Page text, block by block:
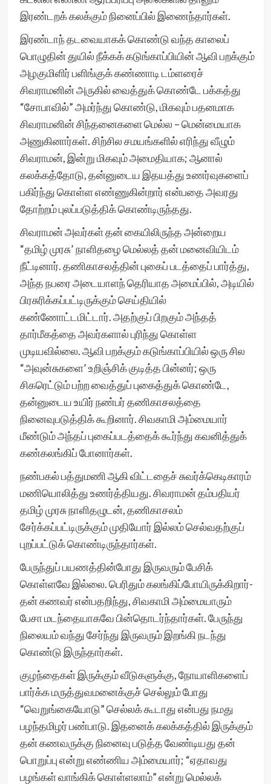
இரண்டறக் கலக்கும் நினைப்பில் இணைந்தார்கள்.
இரண்டாந் தடவையாகக் கொண்டு வந்த காலைப்
பொழுதின் துயில் நீக்கக் கடுங்காப்பியின் ஆவி பறக்கும்
அழகுமிளிர் பளிங்குக் கண்ணாடி டம்ளரைச்
சிவராமனின் அருகில் வைத்துக் கொண்டே பக்கத்து
“சோபாவில்” அமர்ந்து கொண்டு, மிகவும் பதனமாக
சிவராமனின் சிந்தனைகளை மெல்ல – மென்மையாக
அணுகினார்கள். சிற்சில சமயங்களில் எரிந்து வீழும்
சிவராமன், இன்று மிகவும் அமைதியாக; ஆனால்
கலக்கத்தோடு, தன்னுடைய இதயத்து உணர்வுகளைப்
பகிர்ந்து கொள்ள எண்ணுகின்றார் என்பதை அவரது
தோற்றம் புலப்படுத்திக் கொண்டிருந்தது.
சிவராமன் அவர்கள் தன் கையிலிருந்த அன்றைய
“தமிழ் முரசு’ நாளிதழை மெல்லத் தன் மனைவியிடம்
நீட்டினார். தணிகாசலத்தின் புகைப் படத்தைப் பார்த்து,
அந்த நபரை அடையாளந் தெரியாத அமைப்பில், அடியில்
பிரசுரிக்கப்பட்டிருக்கும் செய்தியில்
கண்ணோட்டமிட்டார். அதற்குப் பிறகும் அந்தத்
தார்மீகத்தை அவர்களால் புரிந்து கொள்ள
முடியவில்லை. ஆவி பறக்கும் கடுங்காப்பியில் ஒரு சில
“அவுன்சுகளை’ உறிஞ்சிக் குடித்த பின்னர்; ஒரு
சிகரெட்டும் பற்ற வைத்துப் புகைத்துக் கொண்டே,
தன்னுடைய உயிர் நண்பர் தணிகாசலத்தை
நினைவுபடுத்திக் கூறினார். சிவகாமி அம்மையார்
மீண்டும் அந்தப் புகைப்படத்தைக் கூர்ந்து கவனித்துக்
கண்கலங்கிப் போனார்கள்.
நண்பகல் பத்துமணி ஆகி விட்டதைச் சுவர்க்கெடிகாரம்
மணியொலித்து உணர்த்தியது. சிவராமன் தம்பதியர்
தமிழ் முரசு நாளிதழுடன், தணிகாசலம்
சேர்க்கப்பட்டிருக்கும் முதியோர் இல்லம் செல்வதற்குப்
புறப்பட்டுக் கொண்டிருந்தார்கள்.
பேருந்துப் பயணத்தின்போது இருவரும் பேசிக்
கொள்ளவே இல்லை. பெரிதும் கலங்கிப்போயிருக்கிறார்-
தன் கணவர் என்பதறிந்து, சிவகாமி அம்மையாரும்
பேசா மடந்தையாகவே பின்தொடர்ந்தார்கள். பேருந்து
நிலையம் வந்து சேர்ந்து இருவரும் இறங்கி நடந்து
கொண்டு இருந்தார்கள்.
குழந்தைகள் இருக்கும் வீடுகளுக்கு, நோயாளிகளைப்
பார்க்க மருத்துவமனைக்குச் செல்லும் போது
“வெறுங்கையோடு” செல்லக் கூடாது என்பது நமது
பழந்தமிழர் பண்பாடு. இதனைக் கலக்கத்தில் இருக்கும்
தன் கணவருக்கு நினைவு படுத்த வேண்டியது தன்
பொறுப்பு என்று எண்ணிய அம்மையார்; “ஏதாவது
பழங்கள் வாங்கிக் கொள்ளலாம்” என்று மெல்லக்